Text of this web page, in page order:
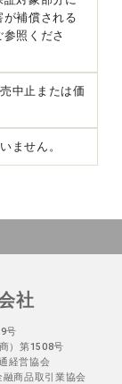
補償される
参照くださ
中止または価
ません。
社
号
）第1508号
経営協会
商品取引業協会